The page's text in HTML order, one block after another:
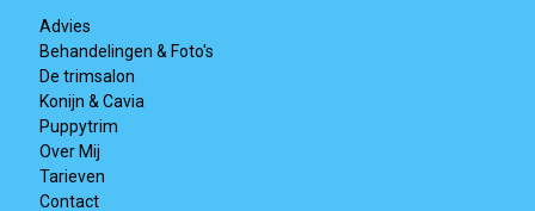
Advies
Behandelingen & Foto's
De trimsalon
Konijn & Cavia
Puppytrim
Over Mij
Tarieven
Contact